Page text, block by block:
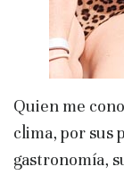
Quien me
clima, por sus
gastronomía,